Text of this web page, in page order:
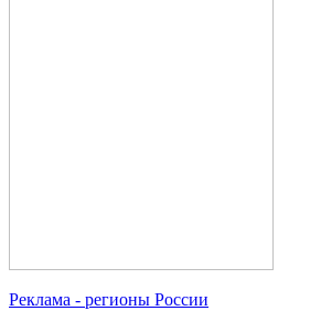
Реклама - регионы России